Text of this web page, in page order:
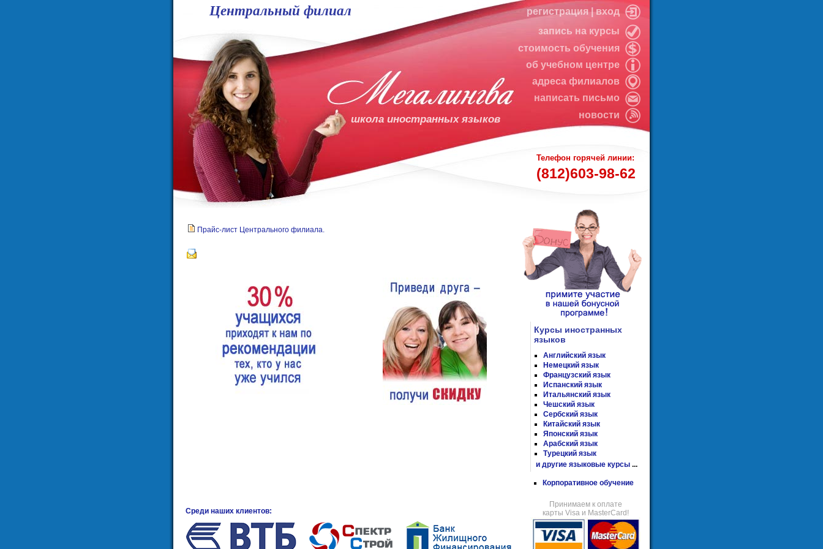
Центральный филиал
школа иностранных языков
регистрация | вход
запись на курсы
стоимость обучения
об учебном центре
адреса филиалов
написать письмо
новости
Телефон горячей линии:
(812)603-98-62
Прайс-лист Центрального филиала.
Курсы иностранных
языков
Английский язык
Немецкий язык
Французский язык
Испанский язык
Итальянский язык
Чешский язык
Сербский язык
Китайский язык
Японский язык
Арабский язык
Турецкий язык
и другие языковые курсы ...
Корпоративное обучение
Среди наших клиентов:
Принимаем к оплате
карты Visa и MasterCard!